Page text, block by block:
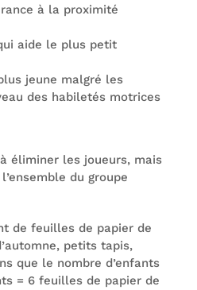
à la proximité
aide le plus petit
jeune malgré les
des habiletés motrices
éliminer les joueurs, mais
du groupe
de feuilles de papier de
petits tapis,
que le nombre d’enfants
= 6 feuilles de papier de